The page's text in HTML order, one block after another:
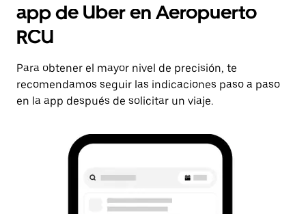
app de Uber en Aeropuerto
RCU
Para obtener el mayor nivel de precisión, te
recomendamos seguir las indicaciones paso a paso
en la app después de solicitar un viaje.